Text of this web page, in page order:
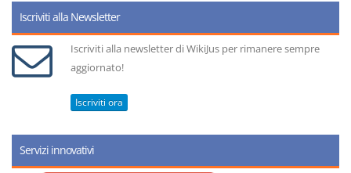
Iscriviti alla Newsletter
Iscriviti alla newsletter di WikiJus per rimanere sempre
aggiornato!
Iscriviti ora
Servizi innovativi